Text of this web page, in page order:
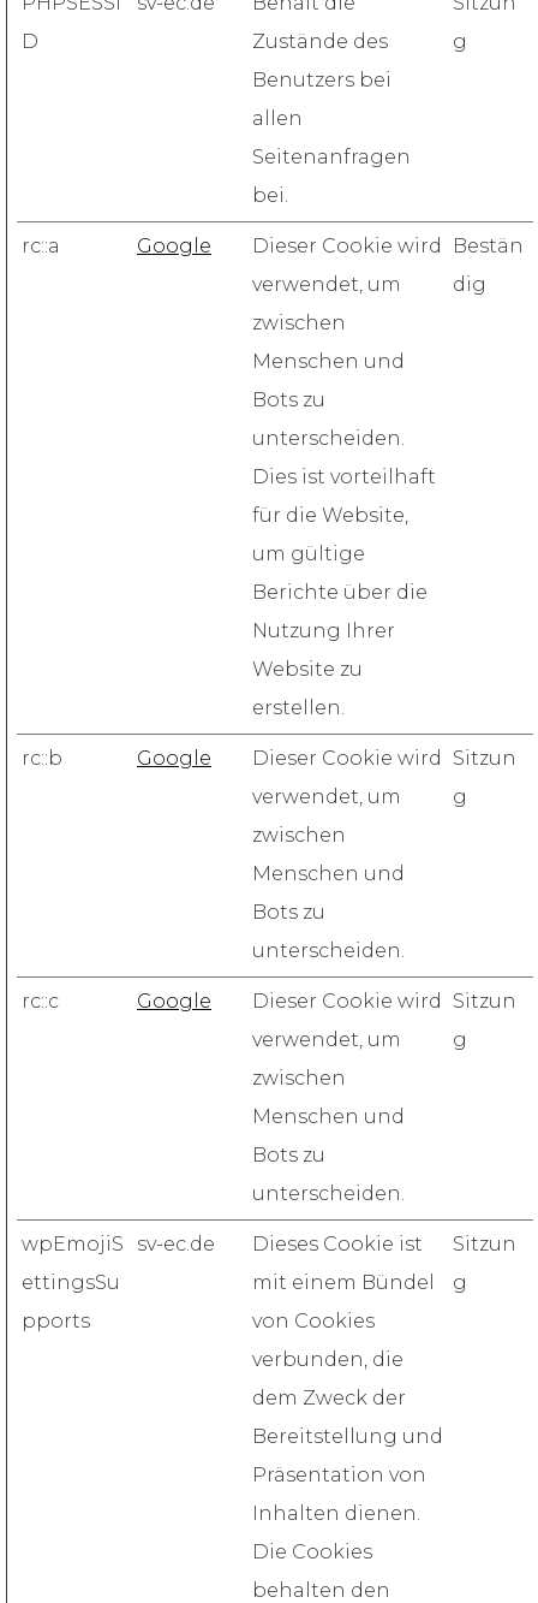
D
Zustände des
Benutzers bei
allen
Seitenanfragen
bei.
g
rc::a Google
Dieser Cookie wird
verwendet, um
zwischen
Menschen und
Bots zu
unterscheiden.
Dies ist vorteilhaft
für die Website,
um gültige
Berichte über die
Nutzung Ihrer
Website zu
erstellen.
Bestän
dig
rc::b Google
Dieser Cookie wird
verwendet, um
zwischen
Menschen und
Bots zu
unterscheiden.
Sitzun
g
rc::c Google
Dieser Cookie wird
verwendet, um
zwischen
Menschen und
Bots zu
unterscheiden.
Sitzun
g
wpEmojiS
ettingsSu
pports
sv-ec.de
Dieses Cookie ist
mit einem Bündel
von Cookies
verbunden, die
dem Zweck der
Bereitstellung und
Präsentation von
Inhalten dienen.
Die Cookies
behalten den
Sitzun
g